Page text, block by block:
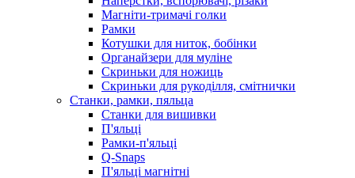
Магніти-тримачі голки
Рамки
Котушки для ниток, бобінки
Органайзери для муліне
Скриньки для ножиць
Скриньки для рукоділля, смітнички
Станки, рамки, пяльца
Станки для вишивки
П'яльці
Рамки-п'яльці
Q-Snaps
П'яльці магнітні